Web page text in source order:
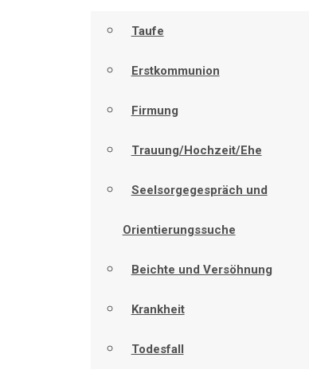
Taufe
Erstkommunion
Firmung
Trauung/Hochzeit/Ehe
Seelsorgegespräch und
Orientierungssuche
Beichte und Versöhnung
Krankheit
Todesfall